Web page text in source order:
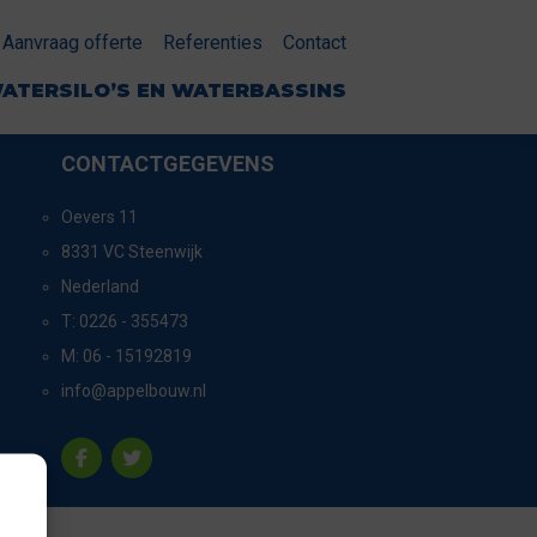
Aanvraag offerte Referenties Contact
EN WATERBASSINS
CONTACTGEGEVENS
Oevers 11
8331 VC Steenwijk
Nederland
T: 0226 - 355473
M: 06 - 15192819
info@appelbouw.nl